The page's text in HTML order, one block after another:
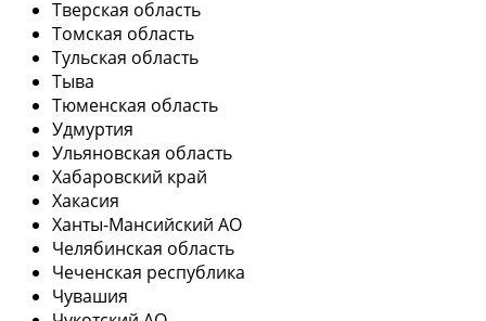
Тверская область
Томская область
Тульская область
Тыва
Тюменская область
Удмуртия
Ульяновская область
Хабаровский край
Хакасия
Ханты-Мансийский АО
Челябинская область
Чеченская республика
Чувашия